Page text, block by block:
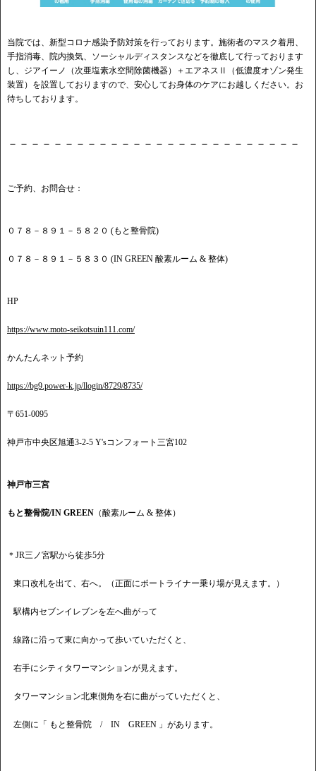
当院では、新型コロナ感染予防対策を行っております。施術者のマスク着用、
手指消毒、院内換気、ソーシャルディスタンスなどを徹底して行っております
し、ジアイーノ（次亜塩素水空間除菌機器）＋エアネスⅡ（低濃度オゾン発生
装置）を設置しておりますので、安心してお身体のケアにお越しください。お
待ちしております。
－－－－－－－－－－－－－－－－－－－－－－－－－－
ご予約、お問合せ：
０７８－８９１－５８２０ (もと整骨院)
０７８－８９１－５８３０ (IN GREEN 酸素ルーム & 整体)
HP
https://www.moto-seikotsuin111.com/
かんたんネット予約
https://bg9.power-k.jp/llogin/8729/8735/
〒651-0095
神戸市中央区旭通3-2-5 Y'sコンフォート三宮102
神戸市三宮
もと整骨院/IN GREEN （酸素ルーム & 整体）
＊JR三ノ宮駅から徒歩5分
東口改札を出て、右へ。（正面にポートライナー乗り場が見えます。）
駅構内セブンイレブンを左へ曲がって
線路に沿って東に向かって歩いていただくと、
右手にシティタワーマンションが見えます。
タワーマンション北東側角を右に曲がっていただくと、
左側に「 もと整骨院 / IN GREEN 」があります。